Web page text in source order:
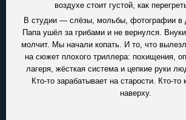
воздухе стоит густой, как
В студии — слёзы, мольбы, фотографии в
Папа ушёл за грибами и не вернулся.
молчит. Мы начали копать. И то, что
на сюжет плохого триллера: похищения,
лагеря, жёсткая система и цепкие руки
Кто-то зарабатывает на старости. Кто-то
наверху.